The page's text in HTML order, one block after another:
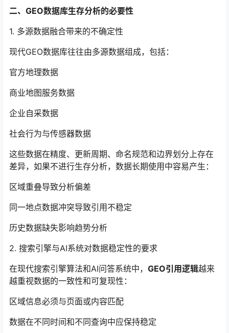
二、GEO数据库生存分析的必要性
1. 多源数据融合带来的不确定性
现代GEO数据库往往由多源数据组成，包括：
官方地理数据
商业地图服务数据
企业自采数据
社会行为与传感器数据
这些数据在精度、更新周期、命名规范和边界划分上存在
差异，如果不进行生存分析，数据长期使用中容易产生：
区域重叠导致分析偏差
同一地点数据冲突导致引用不稳定
历史数据缺失影响趋势分析
2. 搜索引擎与AI系统对数据稳定性的要求
在现代搜索引擎算法和AI问答系统中， GEO引用逻辑越来
越重视数据的一致性和可复现性：
区域信息必须与页面或内容匹配
数据在不同时间和不同查询中应保持稳定